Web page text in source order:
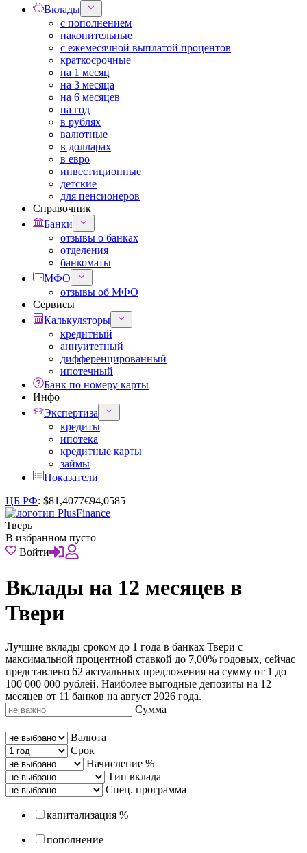
Вклады
с пополнением
накопительные
с ежемесячной выплатой процентов
краткосрочные
на 1 месяц
на 3 месяца
на 6 месяцев
на год
в рублях
валютные
в долларах
в евро
инвестиционные
детские
для пенсионеров
Справочник
Банки
отзывы о банках
отделения
банкоматы
МФО
отзывы об МФО
Сервисы
Калькуляторы
кредитный
аннуитетный
дифференцированный
ипотечный
Банк по номеру карты
Инфо
Экспертиза
кредиты
ипотека
кредитные карты
займы
Показатели
ЦБ РФ: $81,4077€94,0585
Тверь
В избранном пусто
Войти
Вклады на 12 месяцев в
Твери
Лучшие вклады сроком до 1 года в банках Твери с
максимальной процентной ставкой до 7,00% годовых, сейчас
представлено 62 актуальных предложения на сумму от 1 до
100 000 000 рублей. Наиболее выгодные депозиты на 12
месяцев от 11 банков на август 2026 года.
Сумма
Валюта
Срок
Начисление %
Тип вклада
Спец. программа
капитализация %
пополнение